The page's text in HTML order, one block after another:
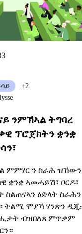
ንምኽኣል ትግባረ
ፕሮጀክትን ቋንቋ
ምምሃር ን ስራሕ ዝኸውን
ቋንቋ ኣመሓይሽ፣ ቦርዶ፣
ስልጠናኣን ዕድላት ስራሕን
ትልሚ ሞያኻ ሃንጽን
ብዝበለጸ ምጥቃም
+2